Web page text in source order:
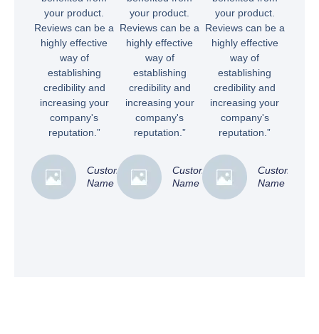
your product.
Reviews can be a
highly effective
way of
establishing
credibility and
increasing your
company's
reputation.”
Customer
Name
your product.
Reviews can be a
highly effective
way of
establishing
credibility and
increasing your
company's
reputation.”
Customer
Name
your product.
Reviews can be a
highly effective
way of
establishing
credibility and
increasing your
company's
reputation.”
Customer
Name